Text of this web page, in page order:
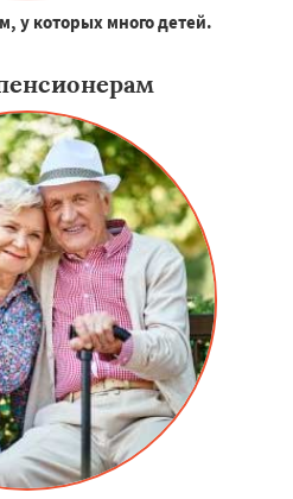
у которых много детей.